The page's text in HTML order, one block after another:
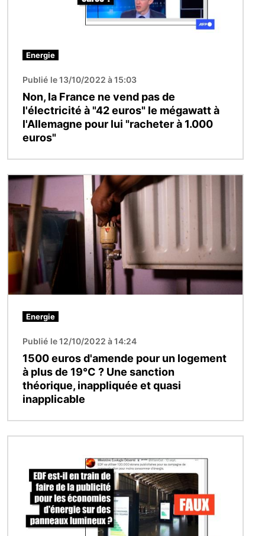
Energie
Publié le 13/10/2022 à 15:03
Non, la France ne vend pas de
l'électricité à "42 euros" le mégawatt à
l'Allemagne pour lui "racheter à 1.000
euros"
Image
Energie
Publié le 12/10/2022 à 14:24
1500 euros d'amende pour un logement
à plus de 19°C ? Une sanction
théorique, inappliquée et quasi
inapplicable